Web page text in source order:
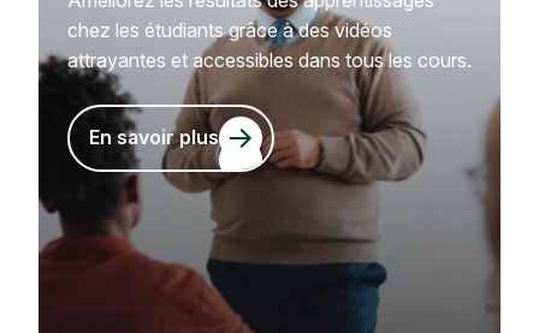
chez les étudiants grâce à des vidéos
attrayantes et accessibles dans tous les cours.
En savoir plus